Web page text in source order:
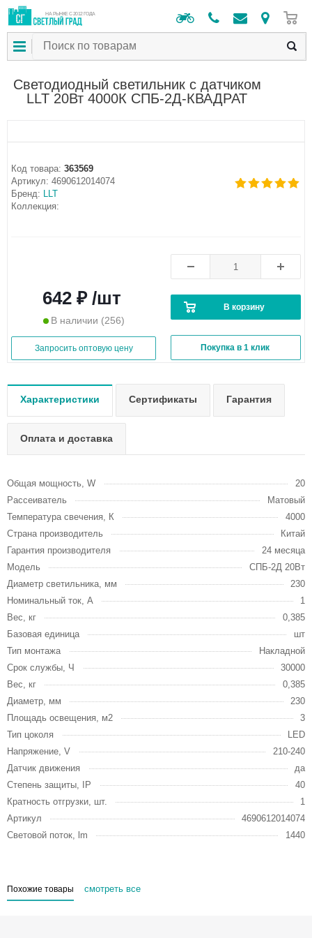
НА РЫНКЕ С 2012 ГОДА
Светодиодный светильник c датчиком
LLT 20Вт 4000К СПБ-2Д-КВАДРАТ
Код товара: 363569
Артикул: 4690612014074
Бренд: LLT
Коллекция:
642 ₽ /шт
В наличии (256)
Запросить оптовую цену
В корзину
Покупка в 1 клик
Характеристики Сертификаты Гарантия
Оплата и доставка
Общая мощность, W
20
Рассеиватель
Матовый
Температура свечения, К
4000
Страна производитель
Китай
Гарантия производителя
24 месяца
Модель
СПБ-2Д 20Вт
Диаметр светильника, мм
230
Номинальный ток, А
1
Вес, кг
0,385
Базовая единица
шт
Тип монтажа
Накладной
Срок службы, Ч
30000
Вес, кг
0,385
Диаметр, мм
230
Площадь освещения, м2
3
Тип цоколя
LED
Напряжение, V
210-240
Датчик движения
да
Степень защиты, IP
40
Кратность отгрузки, шт.
1
Артикул
4690612014074
Световой поток, lm
1440
Похожие товары смотреть все